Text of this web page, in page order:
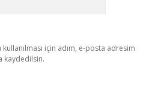
için adım, e-posta adresim
kaydedilsin.